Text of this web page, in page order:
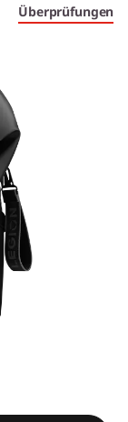
Überprüfungen